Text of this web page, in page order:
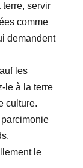
terre, servir
comme
demandent
les
le à la terre
culture.
le